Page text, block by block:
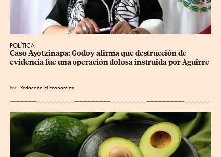
POLÍTICA
Caso Ayotzinapa: Godoy afirma que destrucción de
evidencia fue una operación dolosa instruida por Aguirre
Por Redacción El Economista